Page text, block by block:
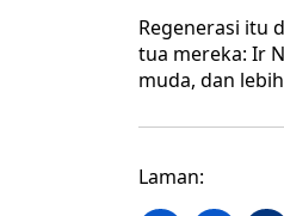
Regenerasi itu
tua mereka: Ir
muda, dan
Laman: